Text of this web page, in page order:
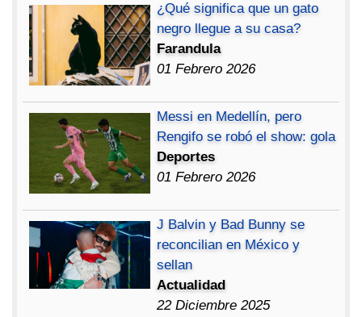
¿Qué significa que un gato
negro llegue a su casa?
Farandula
01 Febrero 2026
Messi en Medellín, pero
Rengifo se robó el show: gola
Deportes
01 Febrero 2026
J Balvin y Bad Bunny se
reconcilian en México y
sellan
Actualidad
22 Diciembre 2025